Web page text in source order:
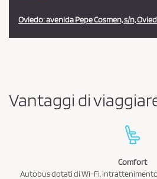
Oviedo: avenida Pepe Cosmen, s/n,
Vantaggi di
Comfort
Autobus dotati di Wi-Fi,